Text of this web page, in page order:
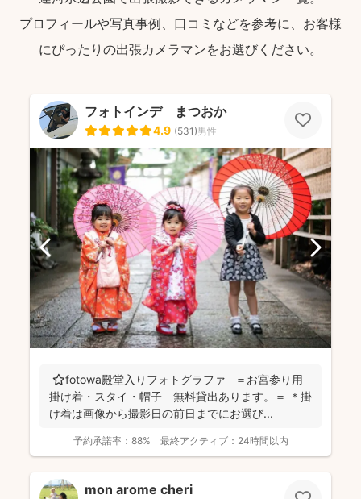
プロフィールや写真事例、口コミなどを参考に、お客様
にぴったりの出張カメラマンをお選びください。
フォトインデ まつおか
4.9 (531)男性
⭐️fotowa殿堂入りフォトグラファ ＝お宮参り用
掛け着・スタイ・帽子 無料貸出あります。＝ ＊掛
け着は画像から撮影日の前日までにお選び...
予約承諾率： 88% 最終アクティブ： 24時間以内
mon arome cheri